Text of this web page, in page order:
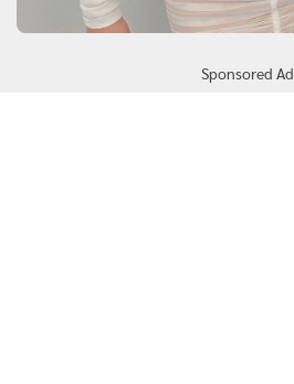
Sponsored Ad